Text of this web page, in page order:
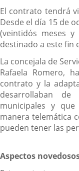
El contrato tendrá
Desde el día 15 de
(veintidós meses
destinado a este fin
La concejala de
Rafaela Romero,
contrato y la
desarrollaban
municipales y
manera telemática
pueden tener las
Aspectos